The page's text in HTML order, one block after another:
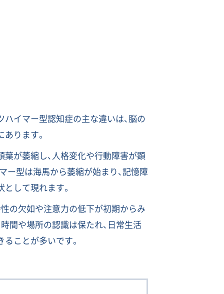
イマー型認知症の主な違いは、脳の
ります。
が萎縮し、人格変化や行動障害が顕
ー型は海馬から萎縮が始まり、記憶障
して現れます。
の欠如や注意力の低下が初期からみ
間や場所の認識は保たれ、日常生活
ことが多いです。